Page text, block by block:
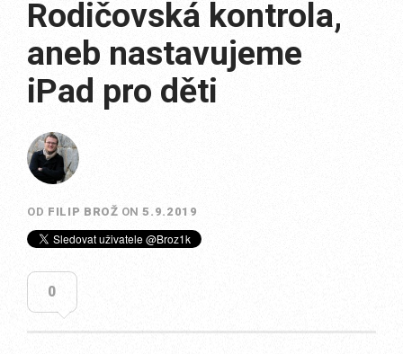
Rodičovská kontrola,
aneb nastavujeme
iPad pro děti
OD FILIP BROŽ ON5.9.2019
0